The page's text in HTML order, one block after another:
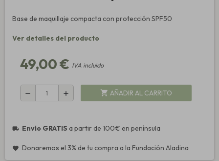
Base de maquillaje compacta con protección SPF50
Ver detalles del producto
49,00 € IVA incluido
remove add shopping_cart AÑADIR AL CARRITO
local_shipping Envío GRATIS a partir de 100€ en península
favorite Donaremos el 3% de tu compra a la Fundación Aladina